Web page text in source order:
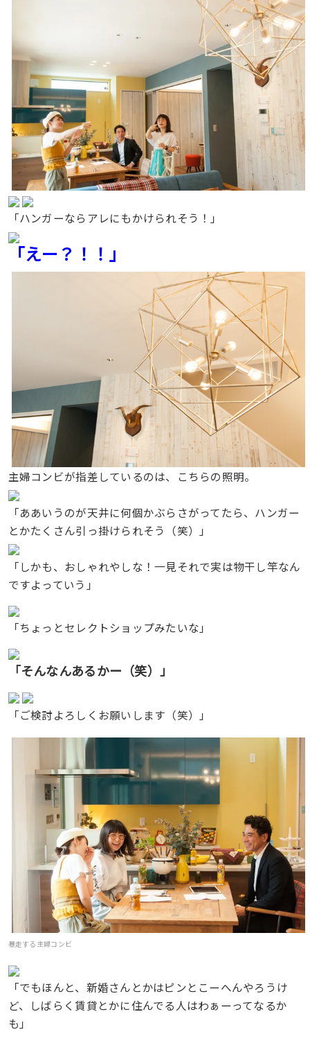
「ハンガーならアレにもかけられそう！」
「えー？！！」
主婦コンビが指差しているのは、こちらの照明。
「ああいうのが天井に何個かぶらさがってたら、ハンガー
とかたくさん引っ掛けられそう（笑）」
「しかも、おしゃれやしな！一見それで実は物干し竿なん
ですよっていう」
「ちょっとセレクトショップみたいな」
「そんなんあるかー（笑）」
「ご検討よろしくお願いします（笑）」
暴走する主婦コンビ
「でもほんと、新婚さんとかはピンとこーへんやろうけ
ど、しばらく賃貸とかに住んでる人はわぁーってなるか
も」